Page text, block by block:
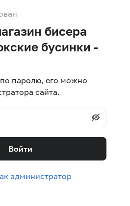
бисера
бусинки -
паролю, его можно
сайта.
Войти
администратор